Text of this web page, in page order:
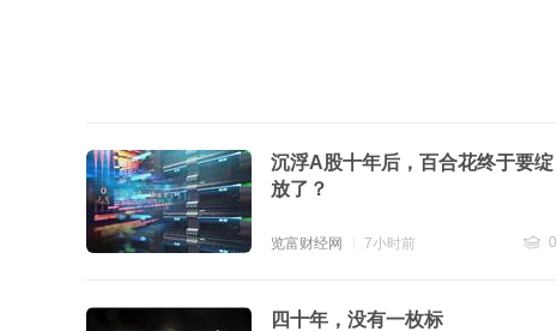
沉浮A股十年后，百合花终于要绽
放了？
览富财经网 7小时前
0
四十年，没有一枚标